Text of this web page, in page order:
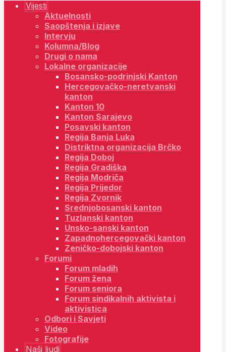
Vijesti
Aktuelnosti
Saopštenja i izjave
Intervju
Kolumna/Blog
Drugi o nama
Lokalne organizacije
Bosansko-podrinjski Kanton
Hercegovačko-neretvanski
kanton
Kanton 10
Kanton Sarajevo
Posavski kanton
Regija Banja Luka
Distriktna organizacija Brčko
Regija Doboj
Regija Gradiška
Regija Modriča
Regija Prijedor
Regija Zvornik
Srednjobosanski kanton
Tuzlanski kanton
Unsko-sanski kanton
Zapadnohercegovački kanton
Zeničko-dobojski kanton
Forumi
Forum mladih
Forum žena
Forum seniora
Forum sindikalnih aktivista i
aktivistica
Odbori i Savjeti
Video
Fotografije
Naši ljudi